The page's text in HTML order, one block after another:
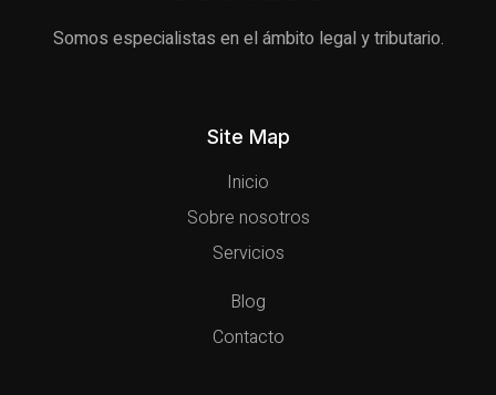
Somos especialistas en el ámbito legal y tributario.
Site Map
Inicio
Sobre nosotros
Servicios
Blog
Contacto